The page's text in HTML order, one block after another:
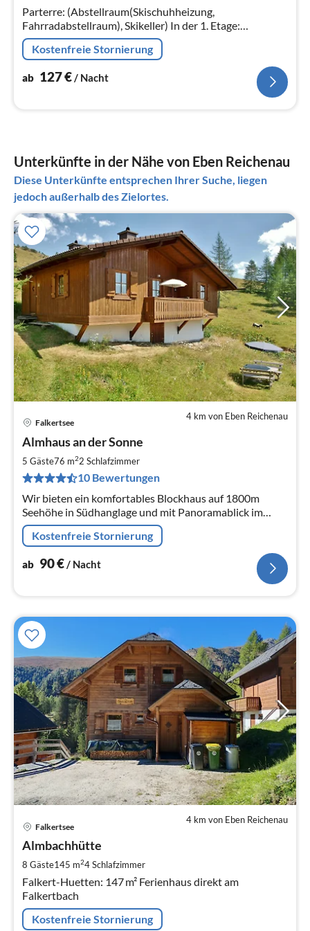
Parterre: (Abstellraum(Skischuhheizung,
Fahrradabstellraum), Skikeller) In der 1. Etage:
(Wohnzimmer(Esstisch(6 Personen), Video), offene
Küche(Kochplatte(Induktion)
Kostenfreie Stornierung
ab 127€/ Nacht
Unterkünfte in der Nähe von Eben Reichenau
Diese Unterkünfte entsprechen Ihrer Suche, liegen
jedoch außerhalb des Zielortes.
4 km von Eben Reichenau
Falkertsee
Almhaus an der Sonne
5 Gäste76 m22 Schlafzimmer
10 Bewertungen
Wir bieten ein komfortables Blockhaus auf 1800m
Seehöhe in Südhanglage und mit Panoramablick im
Heidi-Alm Bergresort. Es hat einen großem
Sonnenbalkon und ist ideal für Familien.
Kostenfreie Stornierung
ab 90€/ Nacht
4 km von Eben Reichenau
Falkertsee
Almbachhütte
8 Gäste145 m24Schlafzimmer
Falkert-Huetten: 147 m² Ferienhaus direkt am
Falkertbach
Kostenfreie Stornierung